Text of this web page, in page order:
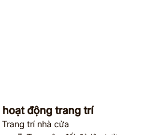
động trang trí
Trang trí nhà cửa